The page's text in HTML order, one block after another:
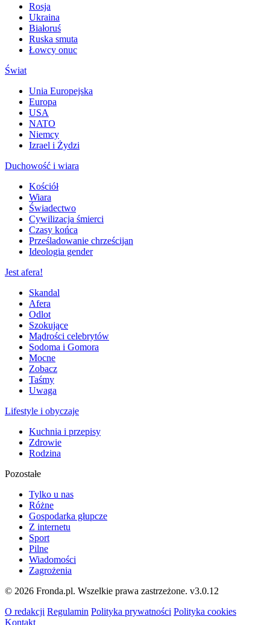
Rosja
Ukraina
Białoruś
Ruska smuta
Łowcy onuc
Świat
Unia Europejska
Europa
USA
NATO
Niemcy
Izrael i Żydzi
Duchowość i wiara
Kościół
Wiara
Świadectwo
Cywilizacja śmierci
Czasy końca
Prześladowanie chrześcijan
Ideologia gender
Jest afera!
Skandal
Afera
Odlot
Szokujące
Mądrości celebrytów
Sodoma i Gomora
Mocne
Zobacz
Taśmy
Uwaga
Lifestyle i obyczaje
Kuchnia i przepisy
Zdrowie
Rodzina
Pozostałe
Tylko u nas
Różne
Gospodarka głupcze
Z internetu
Sport
Pilne
Wiadomości
Zagrożenia
© 2026 Fronda.pl. Wszelkie prawa zastrzeżone. v3.0.12
O redakcji Regulamin Polityka prywatności Polityka cookies
Kontakt